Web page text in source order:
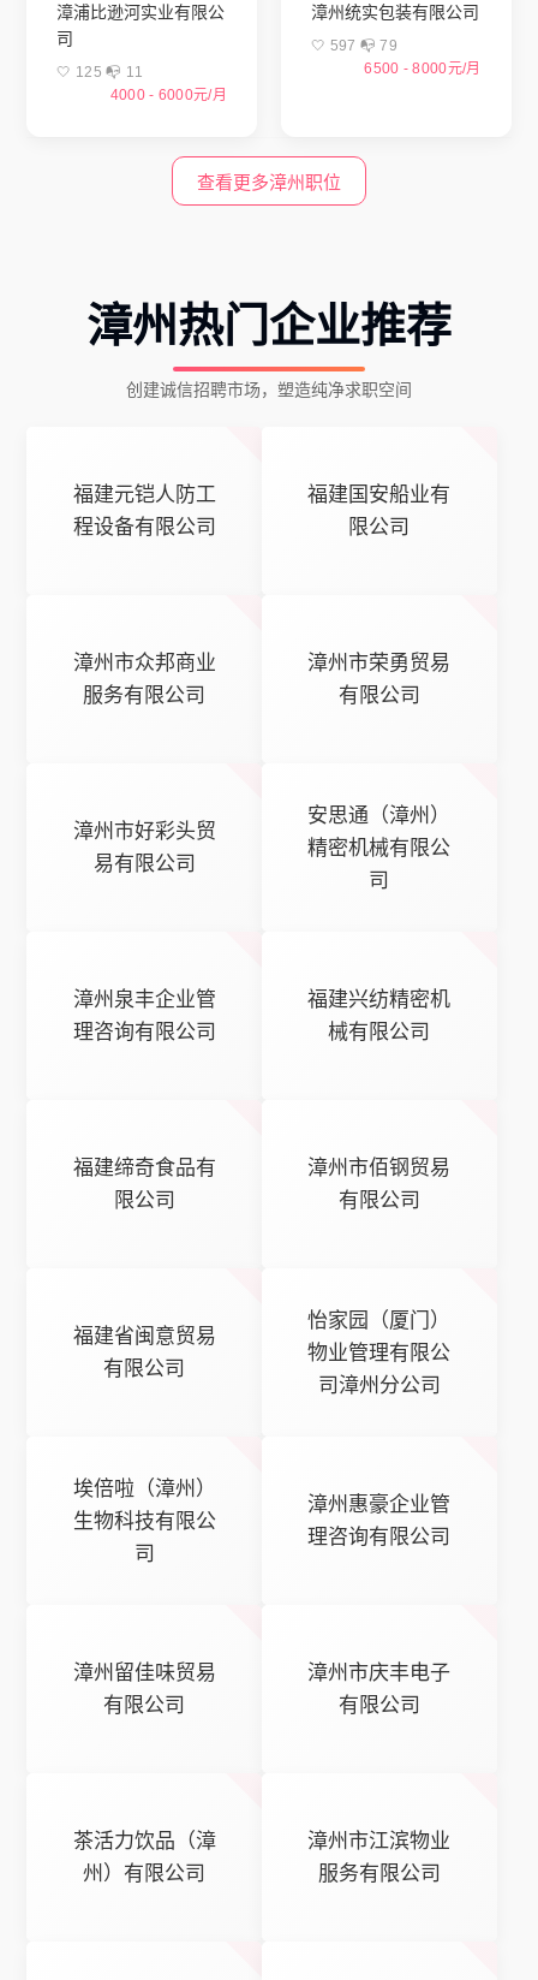
漳浦比逊河实业有限公
司
🤍 125 📭︎ 11
4000 - 6000元/月
漳州统实包装有限公司
🤍 597 📭︎ 79
6500 - 8000元/月
查看更多漳州职位
漳州热门企业推荐
创建诚信招聘市场，塑造纯净求职空间
福建元铠人防工
程设备有限公司
福建国安船业有
限公司
漳州市众邦商业
服务有限公司
漳州市荣勇贸易
有限公司
漳州市好彩头贸
易有限公司
安思通（漳州）
精密机械有限公
司
漳州泉丰企业管
理咨询有限公司
福建兴纺精密机
械有限公司
福建缔奇食品有
限公司
漳州市佰钢贸易
有限公司
福建省闽意贸易
有限公司
怡家园（厦门）
物业管理有限公
司漳州分公司
埃倍啦（漳州）
生物科技有限公
司
漳州惠豪企业管
理咨询有限公司
漳州留佳味贸易
有限公司
漳州市庆丰电子
有限公司
茶活力饮品（漳
州）有限公司
漳州市江滨物业
服务有限公司